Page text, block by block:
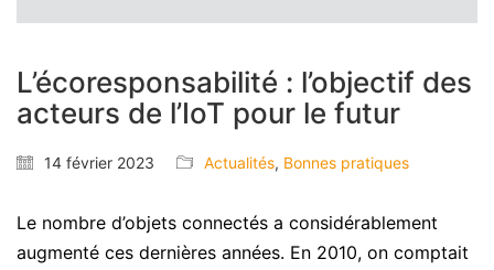
L’écoresponsabilité : l’objectif des
acteurs de l’IoT pour le futur
14 février 2023 Actualités, Bonnes pratiques
Le nombre d’objets connectés a considérablement
augmenté ces dernières années. En 2010, on comptait